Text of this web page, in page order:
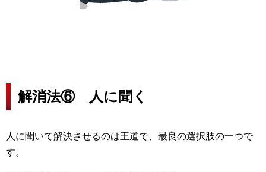
解消法⑥ 人に聞く
人に聞いて解決させるのは王道で、最良の選択肢の一つで
す。